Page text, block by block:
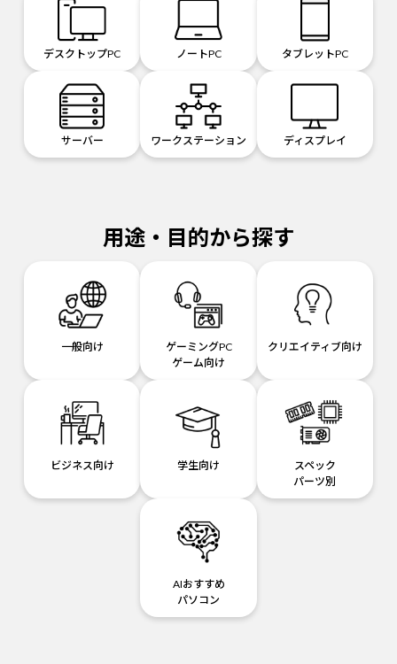
デスクトップPC ノートPC タブレットPC
サーバー ワークステーション ディスプレイ
用途・目的から探す
一般向け
ゲーミングPC
ゲーム向け
クリエイティブ向け
ビジネス向け 学生向け
スペック
パーツ別
AIおすすめ
パソコン